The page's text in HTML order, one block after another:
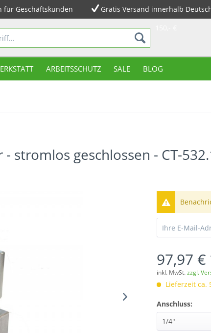
für Geschäftskunden
Gratis Versand innerhalb
ARBEITSSCHUTZ SALE BLOG
stromlos geschlossen - CT-
97,97
inkl. MwSt.zzgl.
Lieferzeit ca.
Anschluss: